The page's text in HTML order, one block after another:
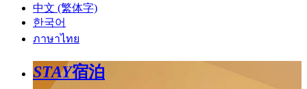
中文 (繁体字)
한국어
ภาษาไทย
STAY宿泊